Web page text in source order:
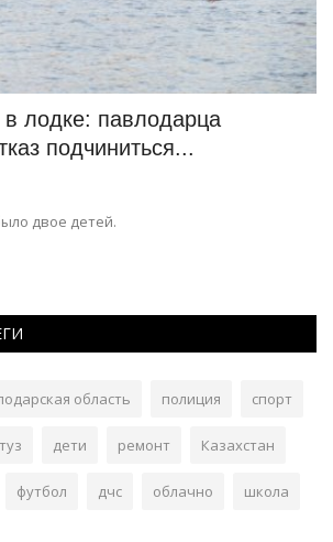
лодке: павлодарца
подчиниться...
двое детей.
область полиция спорт
дети ремонт Казахстан
футбол дчс облачно школа